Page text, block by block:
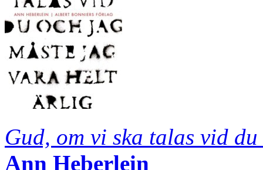
Gud, om vi ska talas vid
Ann Heberlein